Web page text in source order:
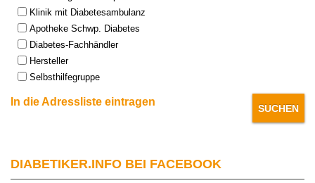
Klinik mit Diabetesambulanz
Apotheke Schwp. Diabetes
Diabetes-Fachhändler
Hersteller
Selbsthilfegruppe
In die Adressliste eintragen
DIABETIKER.INFO BEI FACEBOOK